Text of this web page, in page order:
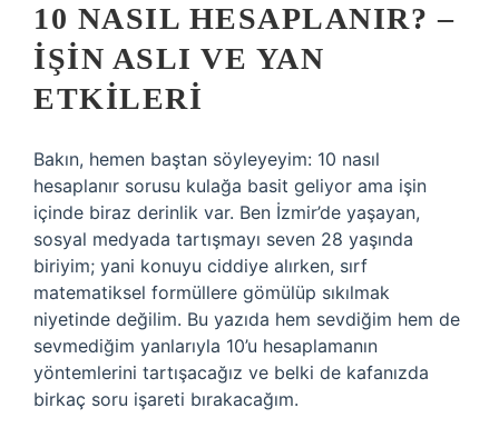
10 NASIL HESAPLANIR? –
İŞIN ASLI VE YAN
ETKILERI
Bakın, hemen baştan söyleyeyim: 10 nasıl
hesaplanır sorusu kulağa basit geliyor ama işin
içinde biraz derinlik var. Ben İzmir’de yaşayan,
sosyal medyada tartışmayı seven 28 yaşında
biriyim; yani konuyu ciddiye alırken, sırf
matematiksel formüllere gömülüp sıkılmak
niyetinde değilim. Bu yazıda hem sevdiğim hem de
sevmediğim yanlarıyla 10’u hesaplamanın
yöntemlerini tartışacağız ve belki de kafanızda
birkaç soru işareti bırakacağım.